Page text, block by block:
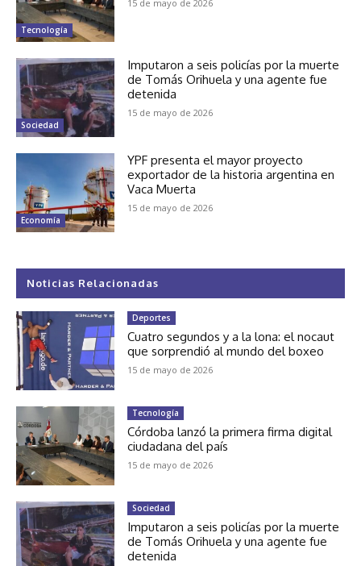
Tecnología
15 de mayo de 2026
Sociedad
Imputaron a seis policías por la muerte
de Tomás Orihuela y una agente fue
detenida
15 de mayo de 2026
Economía
YPF presenta el mayor proyecto
exportador de la historia argentina en
Vaca Muerta
15 de mayo de 2026
Noticias Relacionadas
Deportes
Cuatro segundos y a la lona: el nocaut
que sorprendió al mundo del boxeo
15 de mayo de 2026
Tecnología
Córdoba lanzó la primera firma digital
ciudadana del país
15 de mayo de 2026
Sociedad
Imputaron a seis policías por la muerte
de Tomás Orihuela y una agente fue
detenida